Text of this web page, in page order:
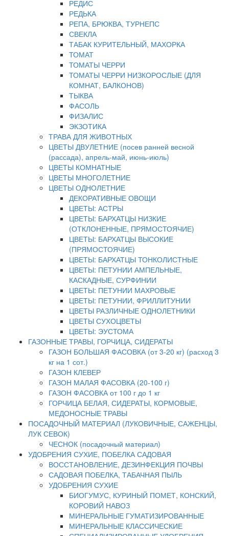
РЕДИС
РЕДЬКА
РЕПА, БРЮКВА, ТУРНЕПС
СВЕКЛА
ТАБАК КУРИТЕЛЬНЫЙ, МАХОРКА
ТОМАТ
ТОМАТЫ ЧЕРРИ
ТОМАТЫ ЧЕРРИ НИЗКОРОСЛЫЕ (ДЛЯ
КОМНАТ, БАЛКОНОВ)
ТЫКВА
ФАСОЛЬ
ФИЗАЛИС
ЭКЗОТИКА
ТРАВА ДЛЯ ЖИВОТНЫХ
ЦВЕТЫ ДВУЛЕТНИЕ (посев ранней весной
(рассада), апрель-май, июнь-июль)
ЦВЕТЫ КОМНАТНЫЕ
ЦВЕТЫ МНОГОЛЕТНИЕ
ЦВЕТЫ ОДНОЛЕТНИЕ
ДЕКОРАТИВНЫЕ ОВОЩИ
ЦВЕТЫ: АСТРЫ
ЦВЕТЫ: БАРХАТЦЫ НИЗКИЕ
(ОТКЛОНЕННЫЕ, ПРЯМОСТОЯЧИЕ)
ЦВЕТЫ: БАРХАТЦЫ ВЫСОКИЕ
(ПРЯМОСТОЯЧИЕ)
ЦВЕТЫ: БАРХАТЦЫ ТОНКОЛИСТНЫЕ
ЦВЕТЫ: ПЕТУНИИ АМПЕЛЬНЫЕ,
КАСКАДНЫЕ, СУРФИНИИ
ЦВЕТЫ: ПЕТУНИИ МАХРОВЫЕ
ЦВЕТЫ: ПЕТУНИИ, ФРИЛЛИТУНИИ
ЦВЕТЫ РАЗЛИЧНЫЕ ОДНОЛЕТНИКИ
ЦВЕТЫ СУХОЦВЕТЫ
ЦВЕТЫ: ЭУСТОМА
ГАЗОННЫЕ ТРАВЫ, ГОРЧИЦА, СИДЕРАТЫ
ГАЗОН БОЛЬШАЯ ФАСОВКА (от 3-20 кг) (расход 3
кг на 1 сот.)
ГАЗОН КЛЕВЕР
ГАЗОН МАЛАЯ ФАСОВКА (20-100 г)
ГАЗОН ФАСОВКА от 100 г до 1 кг
ГОРЧИЦА БЕЛАЯ, СИДЕРАТЫ, КОРМОВЫЕ,
МЕДОНОСНЫЕ ТРАВЫ
ПОСАДОЧНЫЙ МАТЕРИАЛ (ЛУКОВИЧНЫЕ, САЖЕНЦЫ,
ЛУК СЕВОК)
ЧЕСНОК (посадочный материал)
УДОБРЕНИЯ СУХИЕ, ПОБЕЛКА САДОВАЯ
ВОССТАНОВЛЕНИЕ, ДЕЗИНФЕКЦИЯ ПОЧВЫ
САДОВАЯ ПОБЕЛКА, ТАБАЧНАЯ ПЫЛЬ
УДОБРЕНИЯ СУХИЕ
БИОГУМУС, КУРИНЫЙ ПОМЕТ, КОНСКИЙ,
КОРОВИЙ НАВОЗ
МИНЕРАЛЬНЫЕ ГУМАТИЗИРОВАННЫЕ
МИНЕРАЛЬНЫЕ КЛАССИЧЕСКИЕ